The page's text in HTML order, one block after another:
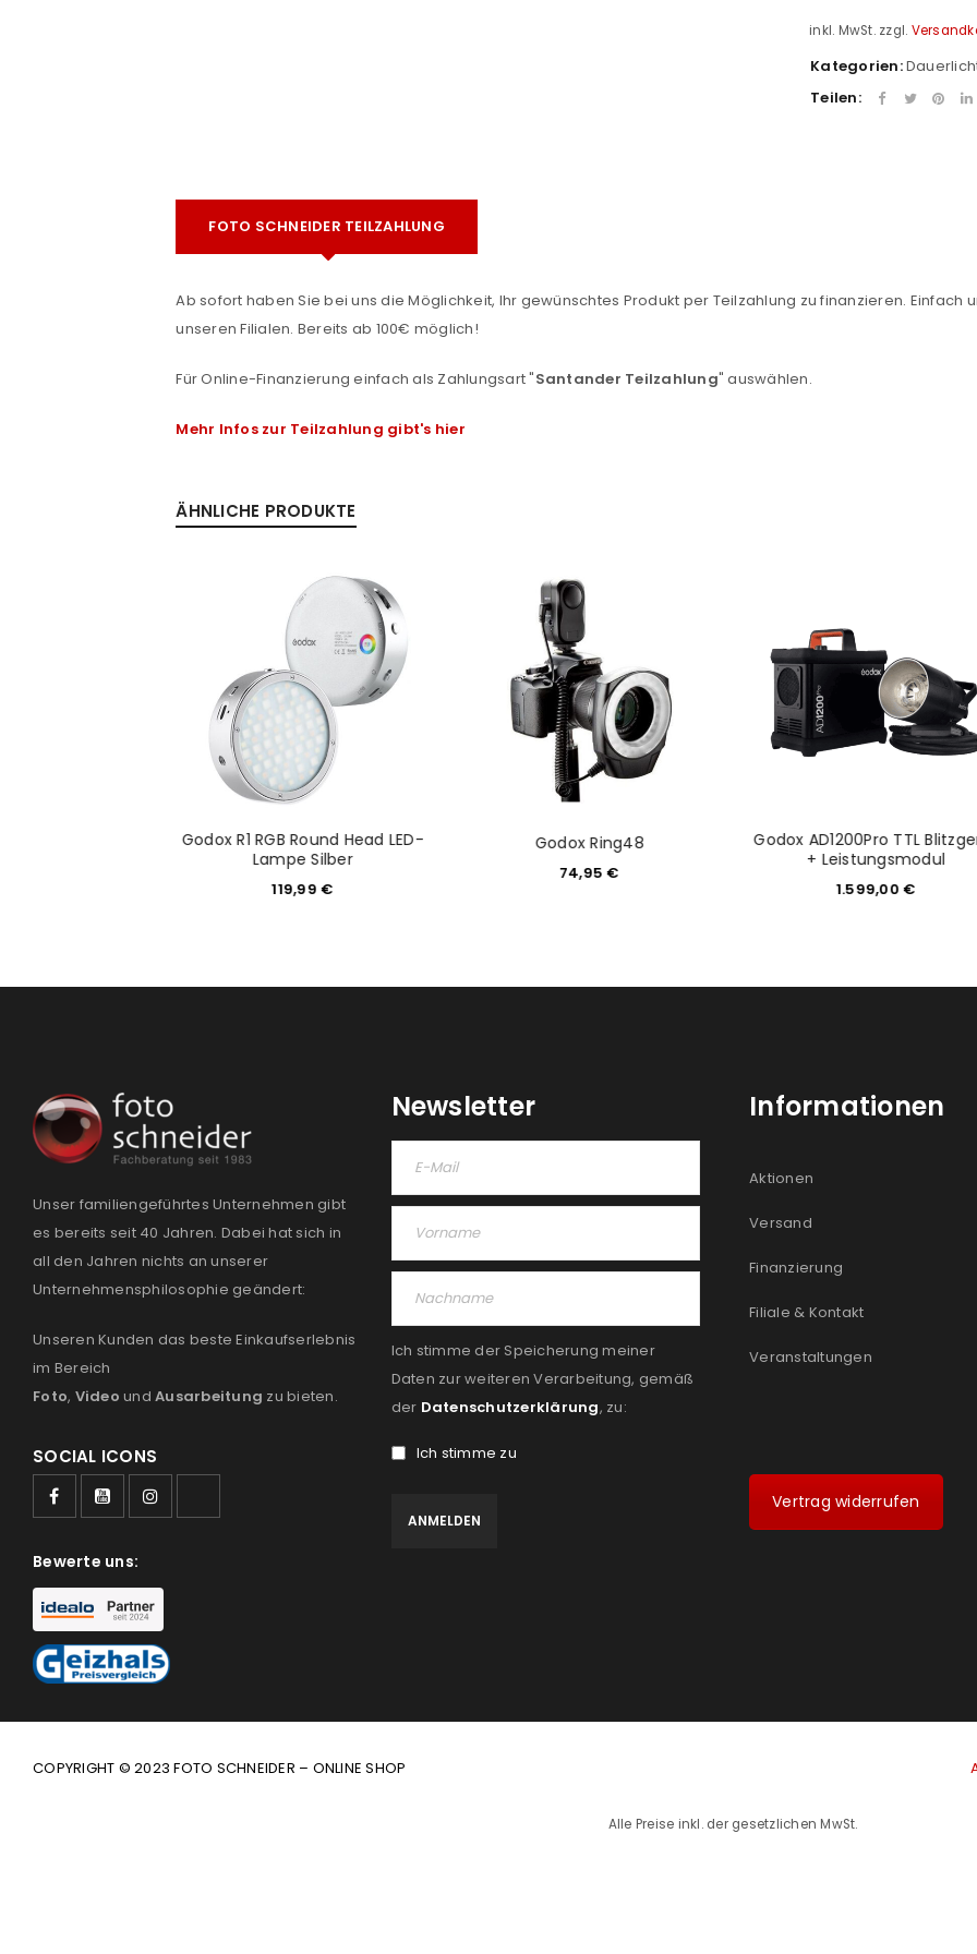
Benutzername oder E-Mail-Adresse
Passwort*
Angemeldet bleiben
ANMELDEN
PASSWORT VERGESSEN?
Ja, ich möchte ein
Datenschutzerklärung. *
REGISTRIEREN
inkl. MwSt. zzgl.
Kategorien:
Teilen:
FOTO SCHNEIDER TEILZAHLUNG
Ab sofort haben Sie bei uns die Möglichkeit, Ihr gewünschtes Produkt per Teilzahlung zu finanzieren. Einfach
unseren Filialen. Bereits ab 100€ möglich!
Für Online-Finanzierung einfach als Zahlungsart "Santander Teilzahlung" auswählen.
Mehr Infos zur Teilzahlung gibt's hier
ÄHNLICHE PRODUKTE
Godox R1 RGB Round Head LED-
Lampe Silber
119,99€
Godox Ring48
74,95€
Godox AD1200Pro TTL
+ Leistungsmodul
1.599,00 €
Unser familiengeführtes Unternehmen gibt
es bereits seit 40 Jahren. Dabei hat sich in
all den Jahren nichts an unserer
Unternehmensphilosophie geändert:
Unseren Kunden das beste Einkaufserlebnis
im Bereich
Foto, Video und Ausarbeitung zu bieten.
SOCIAL ICONS
Bewerte uns:
Newsletter
Ich stimme der Speicherung meiner
Daten zur weiteren Verarbeitung, gemäß
der Datenschutzerklärung, zu:
Ich stimme zu
Informationen
Aktionen
Versand
Finanzierung
Filiale & Kontakt
Veranstaltungen
Vertrag widerrufen
COPYRIGHT © 2023 FOTO SCHNEIDER – ONLINE SHOP
Alle Preise inkl. der gesetzlichen MwSt.